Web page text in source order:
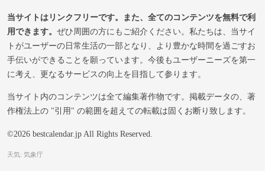
当サイトはリンクフリーです。また、全てのコンテンツを無料で利
用できます。 ぜひ周囲の方にもご紹介ください。私たちは、当サイ
トがユーザーの日常生活の一部となり、より豊かな時間を過ごすお
手伝いができることを願っています。今後もユーザーニーズを第一
に考え、更なるサービスの向上を目指して参ります。
当サイト内のコンテンツは全て編集著作物です。掲載データの、著
作権法上の "引用" の範囲を超えての転載は固くお断り致します。
©2026 bestcalendar.jp All Rights Reserved.
天気: 気象庁